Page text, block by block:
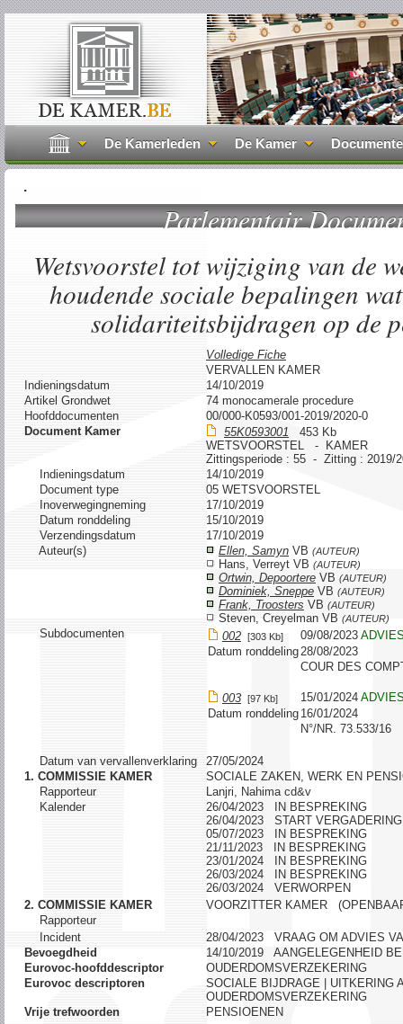
De Kamerleden De Kamer
.
Parlementair
Wetsvoorstel tot wijziging van de
houdende sociale bepalingen
solidariteitsbijdragen op de
Volledige Fiche
VERVALLEN KAMER
Indieningsdatum
14/10/2019
Artikel Grondwet
74 monocamerale procedure
Hoofddocumenten
00/000-K0593/001-2019/2020-0
Document Kamer
55K0593001 453 Kb
WETSVOORSTEL - KAMER
Zittingsperiode : 55 - Zitting : 2019/
Indieningsdatum
14/10/2019
Document type
05 WETSVOORSTEL
Inoverwegingneming
17/10/2019
Datum ronddeling
15/10/2019
Verzendingsdatum
17/10/2019
Auteur(s)
Ellen, Samyn VB (AUTEUR)
Hans, Verreyt VB (AUTEUR)
Ortwin, Depoortere VB (AUTEUR)
Dominiek, Sneppe VB (AUTEUR)
Frank, Troosters VB (AUTEUR)
Steven, Creyelman VB (AUTEUR)
Subdocumenten 002 [303 Kb] 09/08/2023
Datum ronddeling28/08/2023
COUR DES
003 [97 Kb] 15/01/2024
Datum ronddeling 16/01/2024
N°/NR. 73.533/16
Datum van vervallenverklaring
27/05/2024
1. COMMISSIE KAMER
SOCIALE ZAKEN, WERK EN
Rapporteur
Lanjri, Nahima cd&v
Kalender
26/04/2023 IN BESPREKING
26/04/2023 START VERGADERING
05/07/2023 IN BESPREKING
21/11/2023 IN BESPREKING
23/01/2024 IN BESPREKING
26/03/2024 IN BESPREKING
26/03/2024 VERWORPEN
2. COMMISSIE KAMER
VOORZITTER KAMER
Rapporteur
Incident
28/04/2023 VRAAG OM ADVIES
Bevoegdheid
14/10/2019 AANGELEGENHEID
Eurovoc-hoofddescriptor
OUDERDOMSVERZEKERING
Eurovoc descriptoren
SOCIALE BIJDRAGE | UITKERING
OUDERDOMSVERZEKERING
Vrije trefwoorden
PENSIOENEN